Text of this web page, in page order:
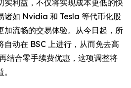
实利益，不仅将实现成本更低的快
诸如 Nvidia 和 Tesla 等代币化股
加流畅的交易体验。从今日起，所
自动在 BSC 上进行，从而免去高
结合零手续费优惠，这项调整将